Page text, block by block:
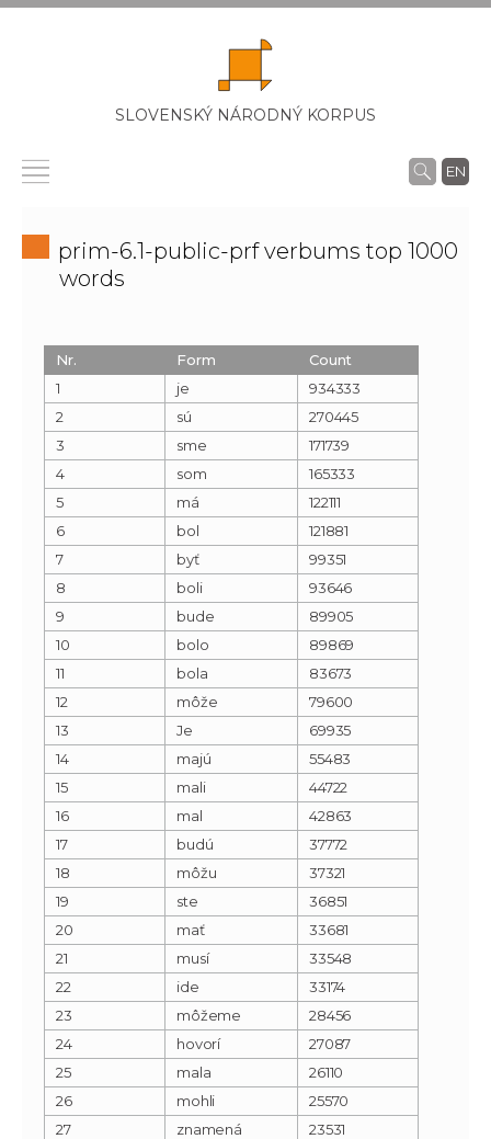
SLOVENSKÝ NÁRODNÝ KORPUS
EN
prim-6.1-public-prf verbums top 1000
words
Nr. Form
Count
1
je
934333
2
sú
270445
3
sme
171739
4
som
165333
5
má
122111
6
bol
121881
7
byť
99351
8
boli
93646
9
bude
89905
10
bolo
89869
11
bola
83673
12
môže
79600
13
Je
69935
14
majú
55483
15
mali
44722
16
mal
42863
17
budú
37772
18
môžu
37321
19
ste
36851
20
mať
33681
21
musí
33548
22
ide
33174
23
môžeme
28456
24
hovorí
27087
25
mala
26110
26
mohli
25570
27
znamená
23531